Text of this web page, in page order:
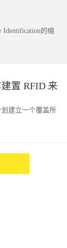
Identification的缩
置 RFID 来
建立一个覆盖所